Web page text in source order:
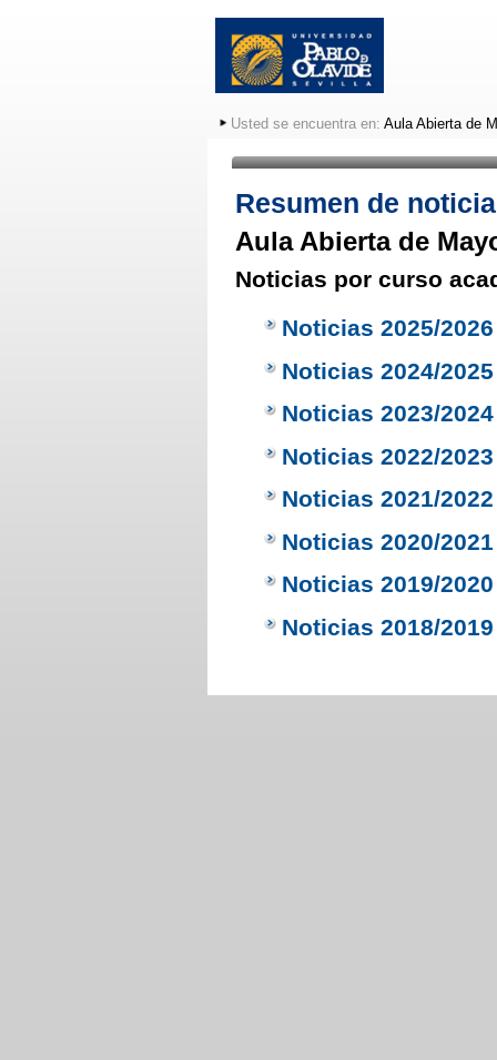
Usted se encuentra en: Aula Abierta de
Resumen de
Aula Abierta de
Noticias por curso
Noticias 2025/2026
Noticias 2024/2025
Noticias 2023/2024
Noticias 2022/2023
Noticias 2021/2022
Noticias 2020/2021
Noticias 2019/2020
Noticias 2018/2019